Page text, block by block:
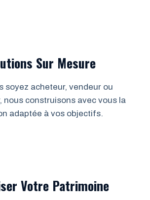
Sur Mesure
soyez acheteur, vendeur ou
nous construisons avec vous la
adaptée à vos objectifs.
Votre Patrimoine